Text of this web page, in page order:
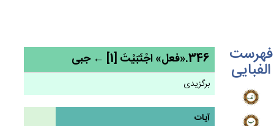
فهرست
الفبایی 346.«فعل» اجْتَبَيْتَ [1] ← جبی
برگزیدی
آیات